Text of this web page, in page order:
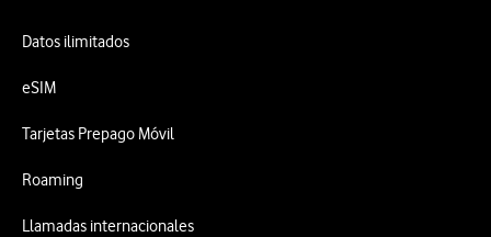
Datos ilimitados
eSIM
Tarjetas Prepago Móvil
Roaming
Llamadas internacionales